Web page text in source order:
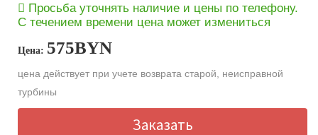
Просьба уточнять наличие и цены по телефону.
С течением времени цена может измениться
Цена: 575BYN
цена действует при учете возврата старой, неисправной
турбины
Заказать